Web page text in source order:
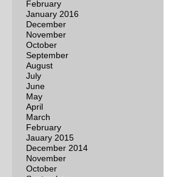
February
January 2016
December
November
October
September
August
July
June
May
April
March
February
Jauary 2015
December 2014
November
October